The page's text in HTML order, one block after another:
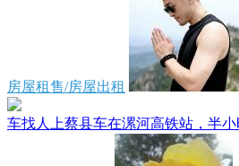
房屋租售/房屋出租
车找人上蔡县车在漯河高铁站，半